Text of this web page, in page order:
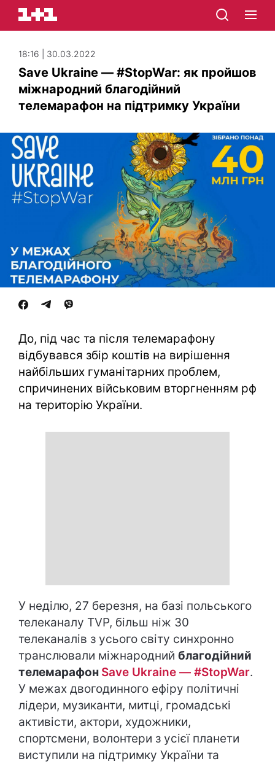
18:16 | 30.03.2022
Save Ukraine — #StopWar: як пройшов
міжнародний благодійний
телемарафон на підтримку України
До, під час та після телемарафону
відбувався збір коштів на вирішення
найбільших гуманітарних проблем,
спричинених військовим вторгненням рф
на територію України.
У неділю, 27 березня, на базі польського
телеканалу TVP, більш ніж 30
телеканалів з усього світу синхронно
транслювали міжнародний благодійний
телемарафон Save Ukraine — #StopWar.
У межах двогодинного ефіру політичні
лідери, музиканти, митці, громадські
активісти, актори, художники,
спортсмени, волонтери з усієї планети
виступили на підтримку України та